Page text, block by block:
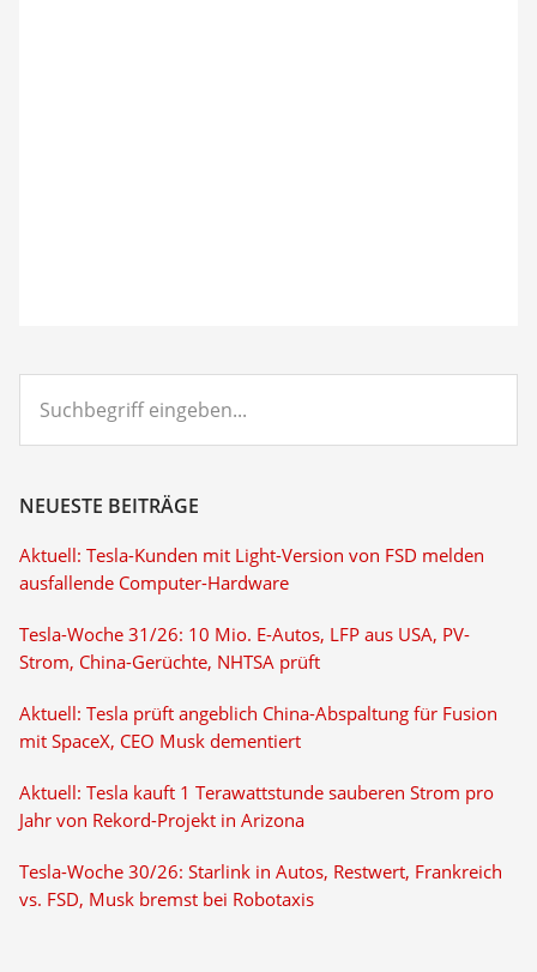
eingeben...
NEUESTE BEITRÄGE
Aktuell: Tesla-Kunden mit Light-Version von FSD melden
ausfallende Computer-Hardware
Tesla-Woche 31/26: 10 Mio. E-Autos, LFP aus USA, PV-
Strom, China-Gerüchte, NHTSA prüft
Aktuell: Tesla prüft angeblich China-Abspaltung für Fusion
mit SpaceX, CEO Musk dementiert
Aktuell: Tesla kauft 1 Terawattstunde sauberen Strom pro
Jahr von Rekord-Projekt in Arizona
Tesla-Woche 30/26: Starlink in Autos, Restwert, Frankreich
vs. FSD, Musk bremst bei Robotaxis